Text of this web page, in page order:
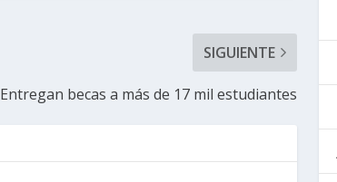
SIGUIENTE
Entregan becas a más de 17 mil estudiantes